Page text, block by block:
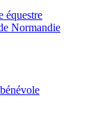
équestre
Normandie